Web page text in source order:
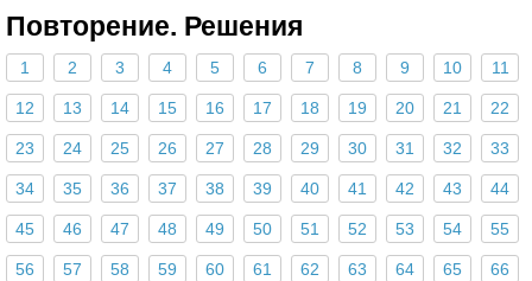
Повторение. Решения
1 2 3 4 5 6 7 8 9 10 11
12 13 14 15 16 17 18 19 20 21 22
23 24 25 26 27 28 29 30 31 32 33
34 35 36 37 38 39 40 41 42 43 44
45 46 47 48 49 50 51 52 53 54 55
56 57 58 59 60 61 62 63 64 65 66